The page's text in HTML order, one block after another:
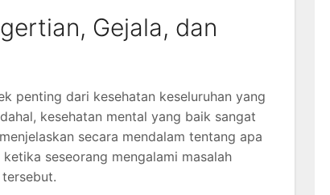
Gejala, dan
penting dari kesehatan keseluruhan yang
kesehatan mental yang baik sangat
secara mendalam tentang apa
seseorang mengalami masalah